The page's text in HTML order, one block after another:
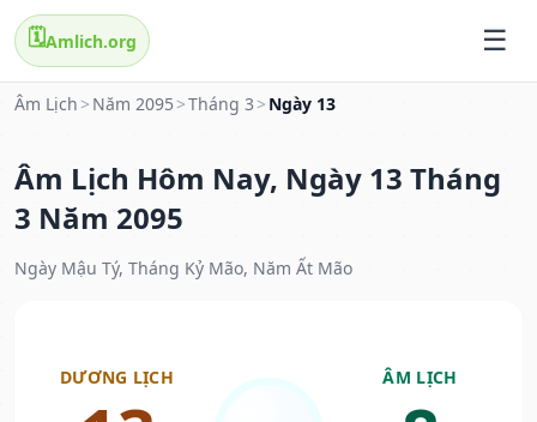
🗓️Amlich.org
Âm Lịch > Năm 2095 >Tháng 3 > Ngày 13
Âm Lịch Hôm Nay, Ngày 13 Tháng
3 Năm 2095
Ngày Mậu Tý, Tháng Kỷ Mão, Năm Ất Mão
DƯƠNG LỊCH ÂM LỊCH